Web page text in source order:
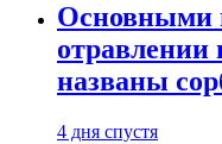
Основными
отравлении
названы
4 дня спустя